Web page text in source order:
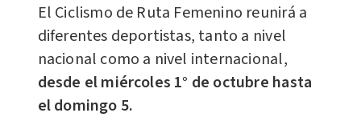
El Ciclismo de Ruta Femenino reunirá a
diferentes deportistas, tanto a nivel
nacional como a nivel internacional,
desde el miércoles 1° de octubre hasta
el domingo 5.